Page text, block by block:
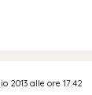
2013 alle ore 17:42